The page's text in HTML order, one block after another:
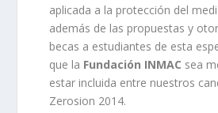
aplicada a la protección del
además de las propuestas y
becas a estudiantes de esta
que la Fundación INMAC sea
estar incluida entre nuestros
Zerosion 2014.